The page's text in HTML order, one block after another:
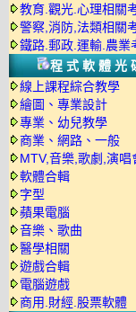
教育.觀光.心理相關
警察,消防,法類相關
鐵路.郵政.運輸.農業
程式軟體光
線上課程綜合教學
繪圖、專業設計
專業、幼兒教學
商業、網路、一般
MTV,音樂,歌劇,演唱
軟體合輯
字型
蘋果電腦
音樂、歌曲
醫學相關
遊戲合輯
電腦遊戲
商用.財經.股票軟體